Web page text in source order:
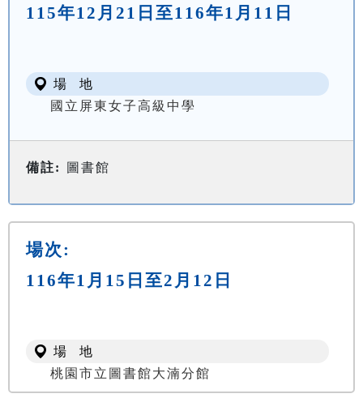
115年12月21日至116年1月11日
場 地
國立屏東女子高級中學
備註: 圖書館
場次:
116年1月15日至2月12日
場 地
桃園市立圖書館大湳分館